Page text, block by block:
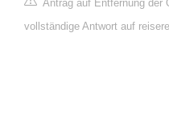
Antrag auf Entfernung der
vollständige Antwort auf